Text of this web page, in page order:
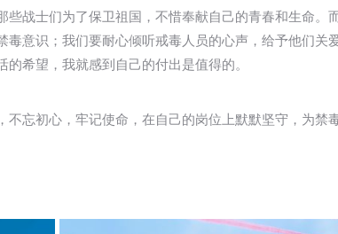
战士们为了保卫祖国，不惜奉献自己的青春和生命
意识；我们要耐心倾听戒毒人员的心声，给予他们
希望，我就感到自己的付出是值得的。
忘初心，牢记使命，在自己的岗位上默默坚守，为